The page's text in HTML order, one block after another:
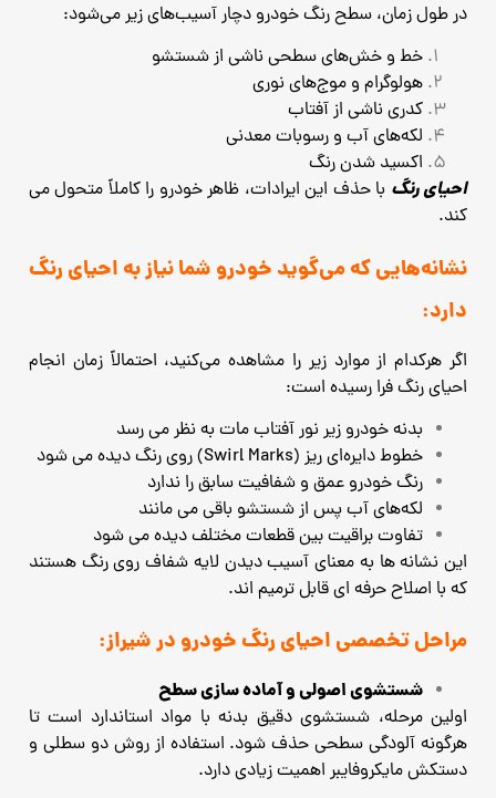
در طول زمان، سطح رنگ خودرو دچار آسیب‌های زیر می‌شود:
خط و خش‌های سطحی ناشی از شستشو
هولوگرام و موج‌های نوری
کدری ناشی از آفتاب
لکه‌های آب و رسوبات معدنی
اکسید شدن رنگ
احیای رنگ با حذف این ایرادات، ظاهر خودرو را کاملاً متحول می
‌کند.
نشانه‌هایی که می‌گوید خودرو شما نیاز به احیای رنگ
دارد:
اگر هرکدام از موارد زیر را مشاهده می‌کنید، احتمالاً زمان انجام
احیای رنگ فرا رسیده است:
بدنه خودرو زیر نور آفتاب مات به نظر می ‌رسد
خطوط دایره‌ای ریز (Swirl Marks) روی رنگ دیده می ‌شود
رنگ خودرو عمق و شفافیت سابق را ندارد
لکه‌های آب پس از شستشو باقی می ‌مانند
تفاوت براقیت بین قطعات مختلف دیده می‌ شود
این نشانه‌ ها به معنای آسیب دیدن لایه شفاف روی رنگ هستند
که با اصلاح حرفه ‌ای قابل ترمیم ‌اند.
مراحل تخصصی احیای رنگ خودرو در شیراز:
شستشوی اصولی و آماده ‌سازی سطح
اولین مرحله، شستشوی دقیق بدنه با مواد استاندارد است تا
هرگونه آلودگی سطحی حذف شود. استفاده از روش دو سطلی و
دستکش مایکروفایبر اهمیت زیادی دارد.